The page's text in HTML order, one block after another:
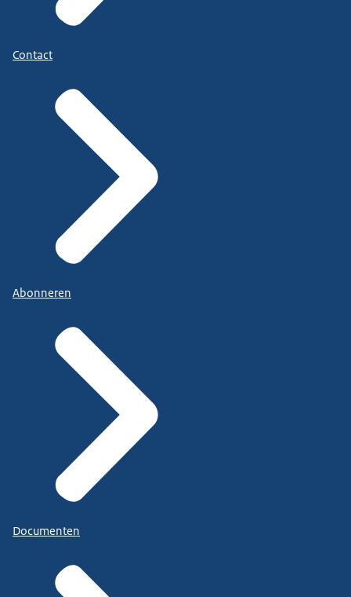
Contact
Abonneren
Documenten